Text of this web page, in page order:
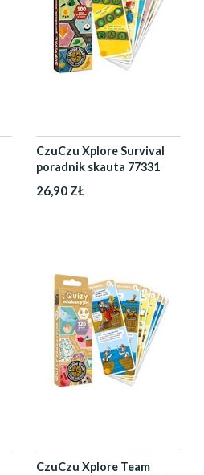
CzuCzu Xplore Survival
poradnik skauta 77331
26,90 ZŁ
CzuCzu Xplore Team